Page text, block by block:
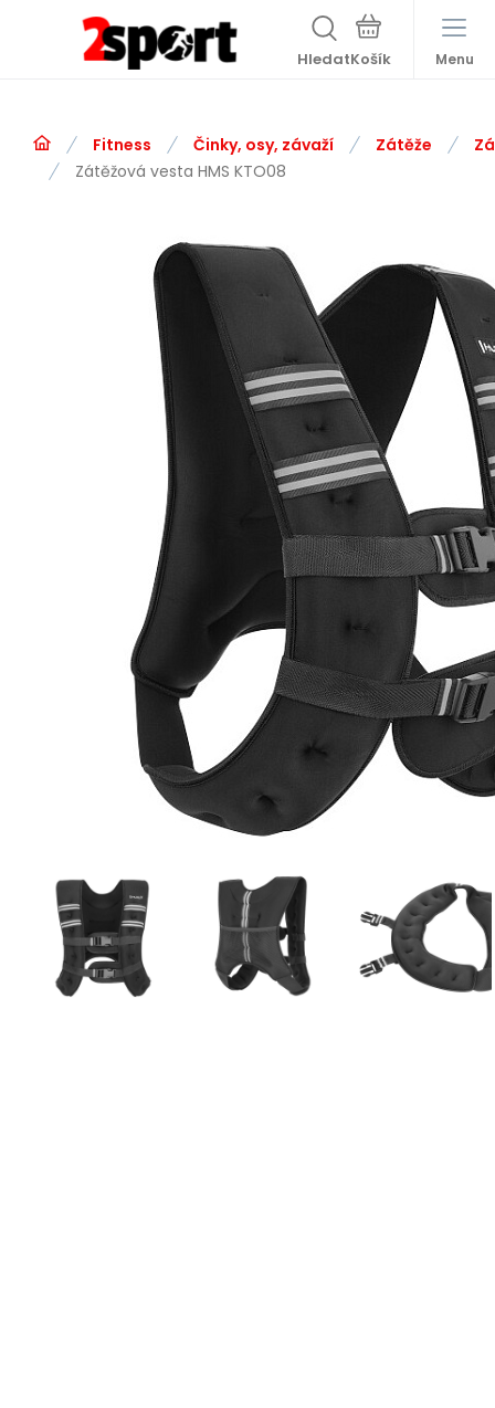
Hledat Menu
Fitness Činky, osy, závaží Zátěže
Zátěžová vesta HMS KTO08